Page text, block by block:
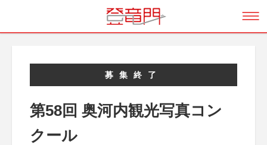
募集終了
第58回 奥河内観光写真コン
クール